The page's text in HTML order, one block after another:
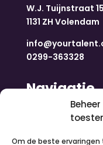
Om de beste
W.J. Tuijnstraat 15
1131 ZH Volendam
0299-363328
Navigatie
Nieuws